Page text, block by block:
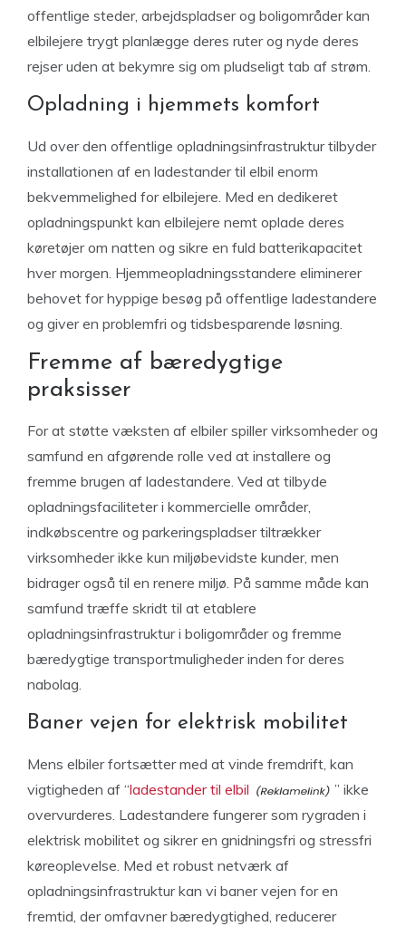
offentlige steder, arbejdspladser og boligområder kan
elbilejere trygt planlægge deres ruter og nyde deres
rejser uden at bekymre sig om pludseligt tab af strøm.
Opladning i hjemmets komfort
Ud over den offentlige opladningsinfrastruktur tilbyder
installationen af en ladestander til elbil enorm
bekvemmelighed for elbilejere. Med en dedikeret
opladningspunkt kan elbilejere nemt oplade deres
køretøjer om natten og sikre en fuld batterikapacitet
hver morgen. Hjemmeopladningsstandere eliminerer
behovet for hyppige besøg på offentlige ladestandere
og giver en problemfri og tidsbesparende løsning.
Fremme af bæredygtige
praksisser
For at støtte væksten af elbiler spiller virksomheder og
samfund en afgørende rolle ved at installere og
fremme brugen af ladestandere. Ved at tilbyde
opladningsfaciliteter i kommercielle områder,
indkøbscentre og parkeringspladser tiltrækker
virksomheder ikke kun miljøbevidste kunder, men
bidrager også til en renere miljø. På samme måde kan
samfund træffe skridt til at etablere
opladningsinfrastruktur i boligområder og fremme
bæredygtige transportmuligheder inden for deres
nabolag.
Baner vejen for elektrisk mobilitet
Mens elbiler fortsætter med at vinde fremdrift, kan
vigtigheden af “ladestander til elbil
” ikke
overvurderes. Ladestandere fungerer som rygraden i
elektrisk mobilitet og sikrer en gnidningsfri og stressfri
køreoplevelse. Med et robust netværk af
opladningsinfrastruktur kan vi baner vejen for en
fremtid, der omfavner bæredygtighed, reducerer